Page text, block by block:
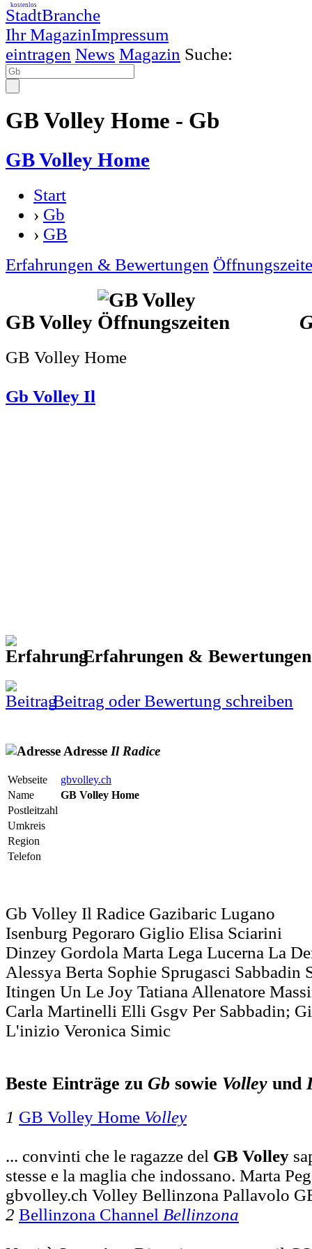
StadtBranche
Ihr MagazinImpressum
kostenlos
eintragen News Magazin Suche:
GB Volley Home - Gb
GB Volley Home
Start
› Gb
› GB
Erfahrungen & Bewertungen
GB Volley
GB Volley Home
Gb Volley Il
Erfahrungen &
Beitrag oder Bewertung schreiben
Adresse Il Radice
Webseite
gbvolley.ch
Name
GB Volley Home
Postleitzahl
Umkreis
Region
Telefon
Gb Volley Il Radice Gazibaric Lugano
Isenburg Pegoraro Giglio Elisa Sciarini
Dinzey Gordola Marta Lega Lucerna La
Alessya Berta Sophie Sprugasci Sabbadin
Itingen Un Le Joy Tatiana Allenatore
Carla Martinelli Elli Gsgv Per Sabbadin;
L'inizio Veronica Simic
Beste Einträge zu Gb sowie Volley und
1 GB Volley Home Volley
... convinti che le ragazze del GB Volley
stesse e la maglia che indossano. Marta
gbvolley.ch Volley Bellinzona Pallavolo
2 Bellinzona Channel Bellinzona